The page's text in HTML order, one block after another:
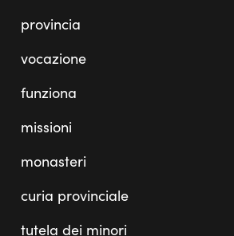
provincia
vocazione
funziona
missioni
monasteri
curia provinciale
tutela dei minori